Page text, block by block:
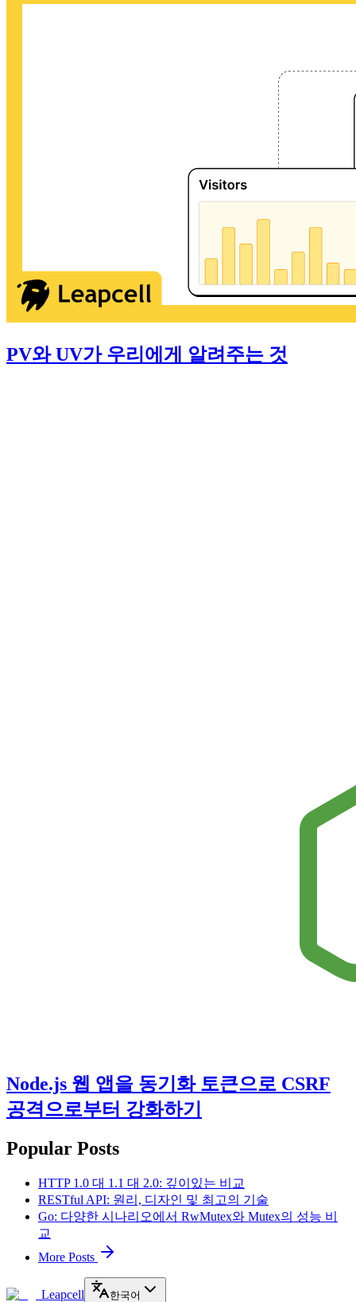
PV와 UV가 우리에게 알려주는 것
Node.js 웹 앱을 동기화 토큰으로 CSRF
공격으로부터 강화하기
Popular Posts
HTTP 1.0 대 1.1 대 2.0: 깊이있는 비교
RESTful API: 원리, 디자인 및 최고의 기술
Go: 다양한 시나리오에서 RwMutex와 Mutex의 성능 비
교
More Posts
Leapcell 한국어